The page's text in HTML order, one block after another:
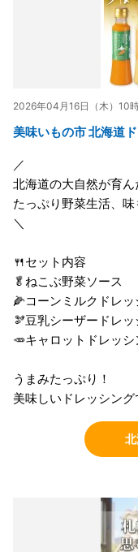
2026年04月16日（木）10
美味いもの市 北海道
／
北海道の大自然が育ん
たっぷり野菜生活、
＼
🍴セット内容
🥬ねこぶ野菜ソース
🌽コーンミルクドレ
🫘豆乳シーザードレ
🥕キャロットドレッシ
うまみたっぷり！
美味しいドレッシング